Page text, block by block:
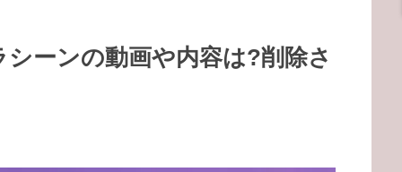
ーンの動画や内容は?削除さ